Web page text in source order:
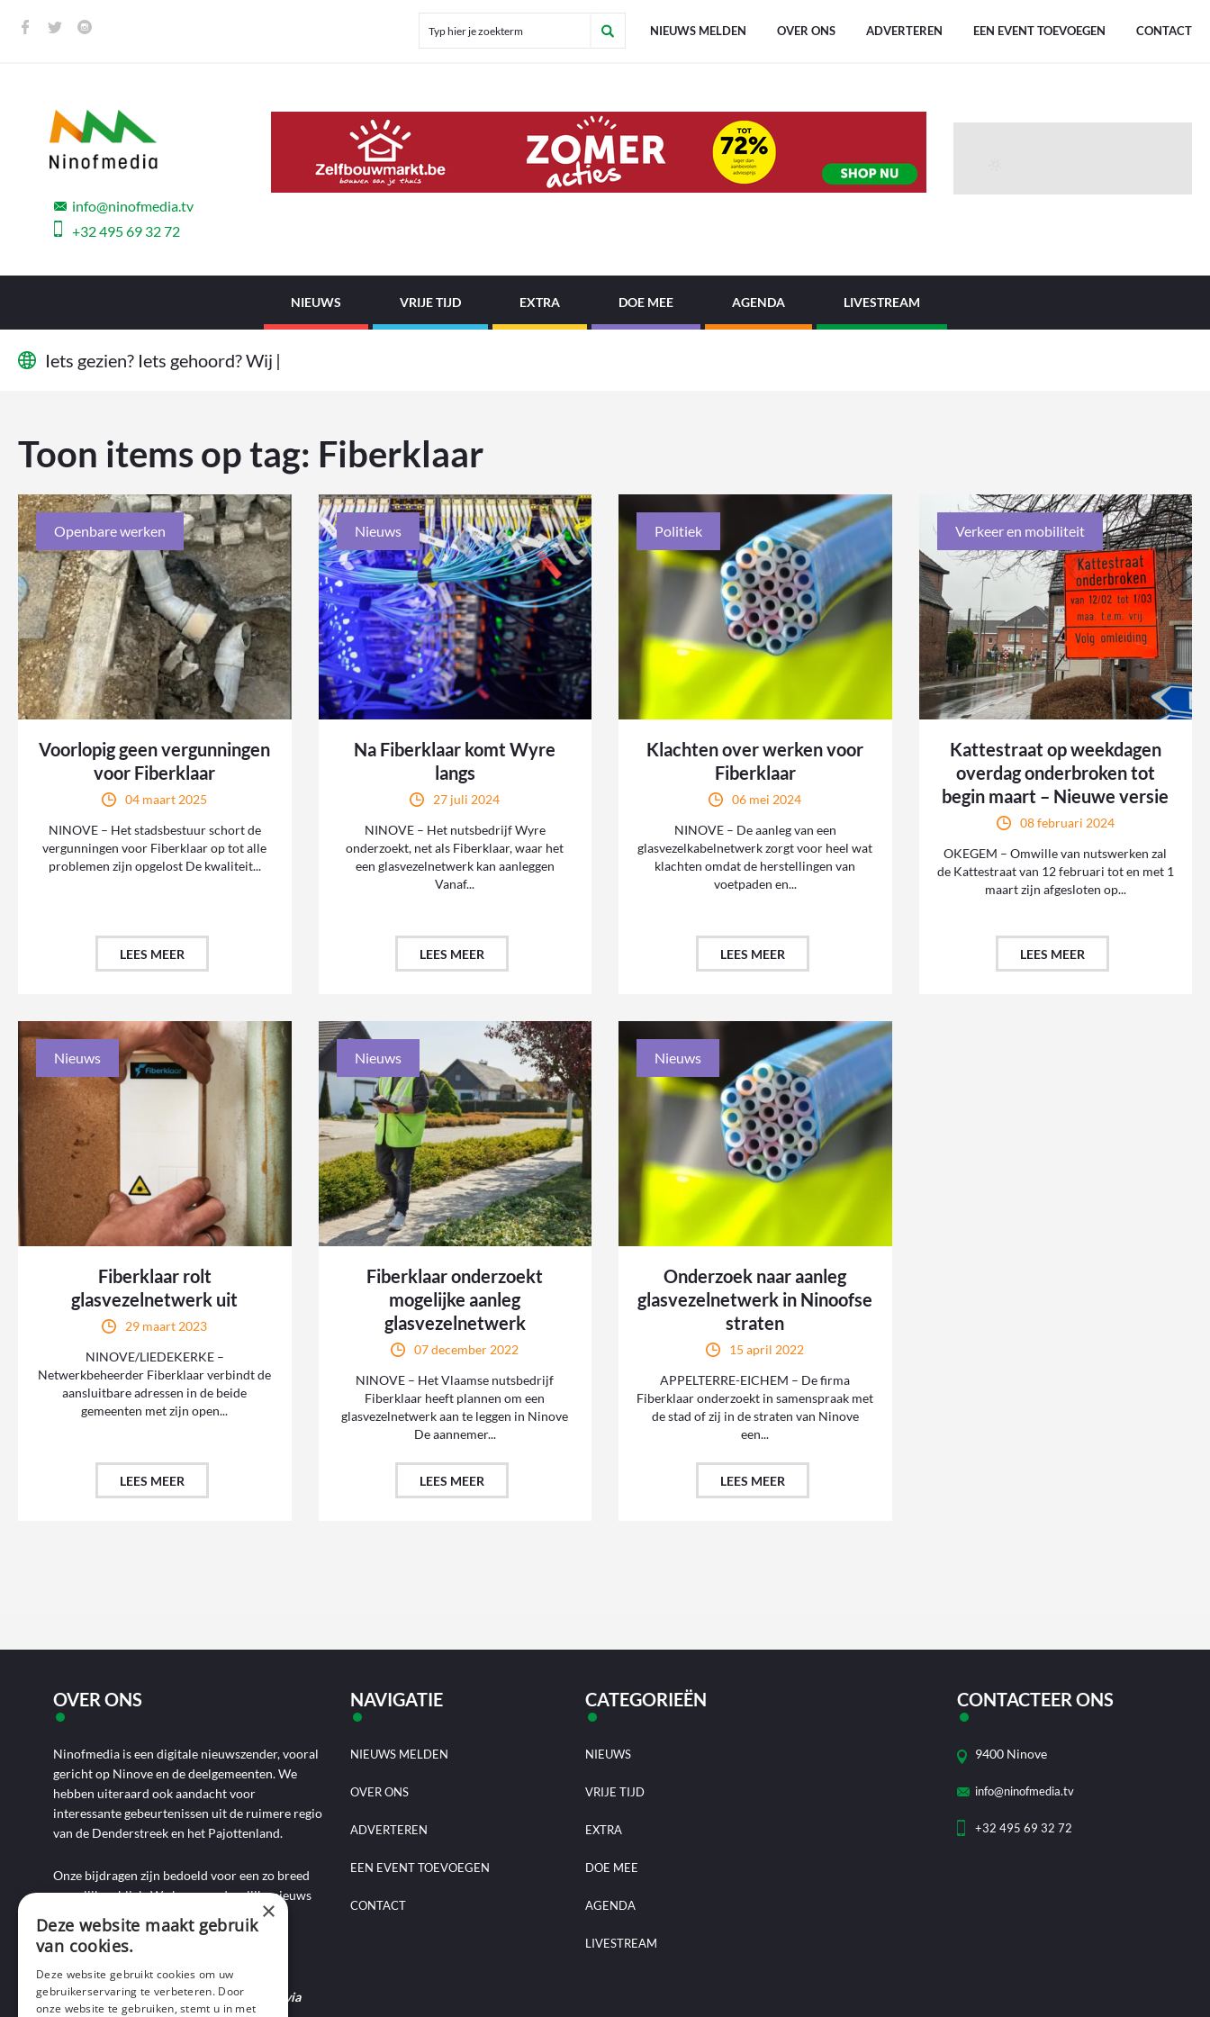
NIEUWS MELDEN OVER ONS ADVERTEREN EEN EVENT TOEVOEGEN CONTACT
info@ninofmedia.tv
+32 495 69 32 72
NIEUWS VRIJE TIJD EXTRA DOE MEE AGENDA LIVESTREAM
Iets gezien? Iets gehoord?Wij w
Toon items op tag: Fiberklaar
Openbare werken
Voorlopig geen vergunningen
voor Fiberklaar
04 maart 2025
NINOVE – Het stadsbestuur schort de
vergunningen voor Fiberklaar op tot alle
problemen zijn opgelost De kwaliteit...
LEES MEER
Nieuws
Na Fiberklaar komt Wyre
langs
27 juli 2024
NINOVE – Het nutsbedrijf Wyre
onderzoekt, net als Fiberklaar, waar het
een glasvezelnetwerk kan aanleggen
Vanaf...
LEES MEER
Politiek
Klachten over werken voor
Fiberklaar
06 mei 2024
NINOVE – De aanleg van een
glasvezelkabelnetwerk zorgt voor heel wat
klachten omdat de herstellingen van
voetpaden en...
LEES MEER
Verkeer en mobiliteit
Kattestraat op weekdagen
overdag onderbroken tot
begin maart – Nieuwe versie
08 februari 2024
OKEGEM – Omwille van nutswerken zal
de Kattestraat van 12 februari tot en met 1
maart zijn afgesloten op...
LEES MEER
Nieuws
Fiberklaar rolt
glasvezelnetwerk uit
29 maart 2023
NINOVE/LIEDEKERKE –
Netwerkbeheerder Fiberklaar verbindt de
aansluitbare adressen in de beide
gemeenten met zijn open...
LEES MEER
Nieuws
Fiberklaar onderzoekt
mogelijke aanleg
glasvezelnetwerk
07 december 2022
NINOVE – Het Vlaamse nutsbedrijf
Fiberklaar heeft plannen om een
glasvezelnetwerk aan te leggen in Ninove
De aannemer...
LEES MEER
Nieuws
Onderzoek naar aanleg
glasvezelnetwerk in Ninoofse
straten
15 april 2022
APPELTERRE-EICHEM – De firma
Fiberklaar onderzoekt in samenspraak met
de stad of zij in de straten van Ninove
een...
LEES MEER
OVER ONS
Ninofmedia is een digitale nieuwszender, vooral
gericht op Ninove en de deelgemeenten. We
hebben uiteraard ook aandacht voor
interessante gebeurtenissen uit de ruimere regio
van de Denderstreek en het Pajottenland.
Onze bijdragen zijn bedoeld voor een zo breed
mogelijk publiek. We brengen dagelijks nieuws
aan de hand van artikels, foto-, audio- en
videoverslagen, interviews, reportages en
commentaarstukken.
Heb je nieuws te melden? Contacteer ons via
NAVIGATIE
NIEUWS MELDEN
OVER ONS
ADVERTEREN
EEN EVENT TOEVOEGEN
CONTACT
CATEGORIEËN
NIEUWS
VRIJE TIJD
EXTRA
DOE MEE
AGENDA
LIVESTREAM
CONTACTEER ONS
9400 Ninove
info@ninofmedia.tv
+32 495 69 32 72
×
Deze website maakt gebruik
van cookies.
Deze website gebruikt cookies om uw
gebruikerservaring te verbeteren. Door
onze website te gebruiken, stemt u in met